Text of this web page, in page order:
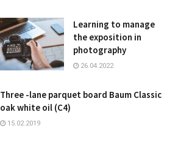
Learning to manage
the exposition in
photography
26.04.2022
Three -lane parquet board Baum Classic
oak white oil (C4)
15.02.2019